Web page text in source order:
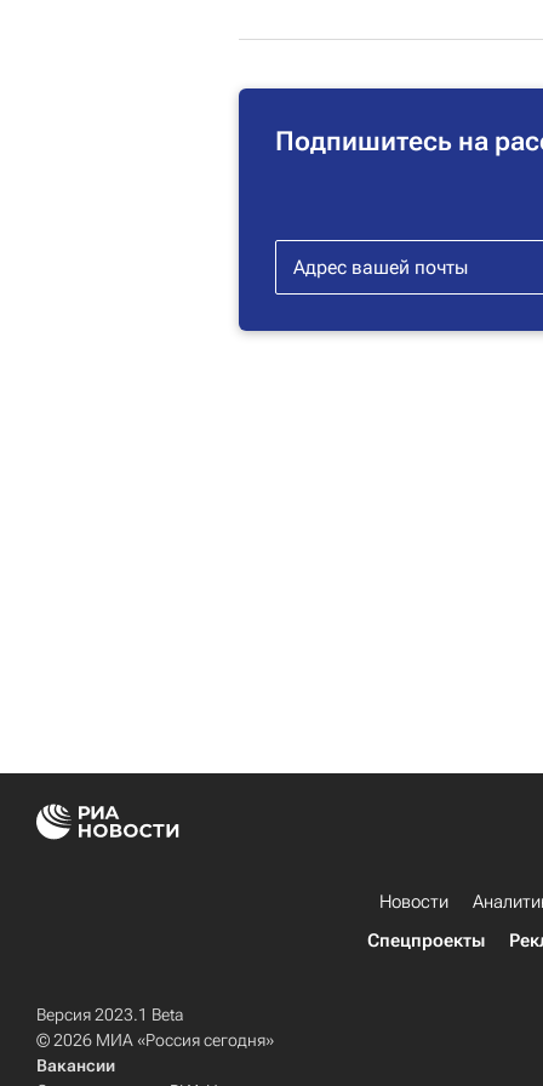
Подпишитесь на
Новости
Спецпроекты
Версия 2023.1 Beta
© 2026 МИА «Россия сегодня»
Вакансии